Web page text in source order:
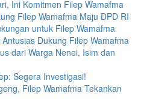
Ini Komitmen Filep Wamafma
Filep Wamafma Maju DPD RI
untuk Filep Wamafma
Dukung Filep Wamafma
dari Warga Nenei, Isim dan
Segera Investigasi!
Filep Wamafma Tekankan